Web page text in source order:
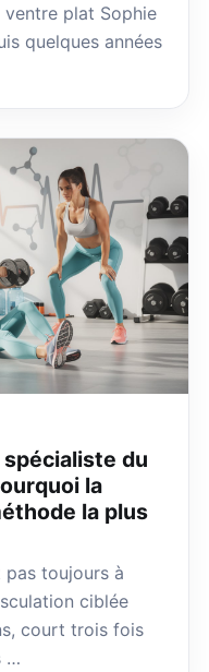
ventre plat Sophie
quelques années
du
la
la plus
toujours à
ciblée
court trois fois
…